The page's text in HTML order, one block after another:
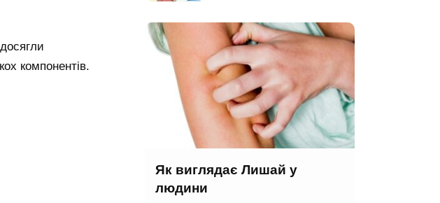
компонентів.
Як виглядає Лишай у
людини